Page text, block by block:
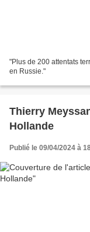
"Plus de 200 attentats
en Russie."
Thierry
Hollande
Publié le 09/04/2024 à